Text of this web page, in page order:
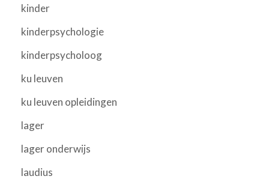
kinder
kinderpsychologie
kinderpsycholoog
ku leuven
ku leuven opleidingen
lager
lager onderwijs
laudius